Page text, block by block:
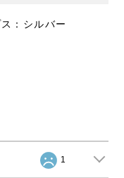
：シルバー
1